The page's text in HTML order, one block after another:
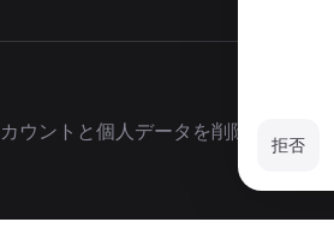
拒否
ウントと個人データを削除